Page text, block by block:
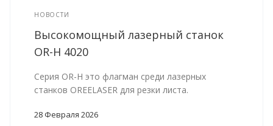
НОВОСТИ
Высокомощный лазерный станок
OR-H 4020
Серия OR-H это флагман среди лазерных
станков OREELASER для резки листа.
28 Февраля 2026